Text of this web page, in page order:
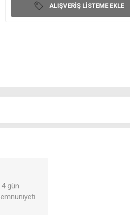
ALIŞVERIŞ LISTEME EKLE
gün